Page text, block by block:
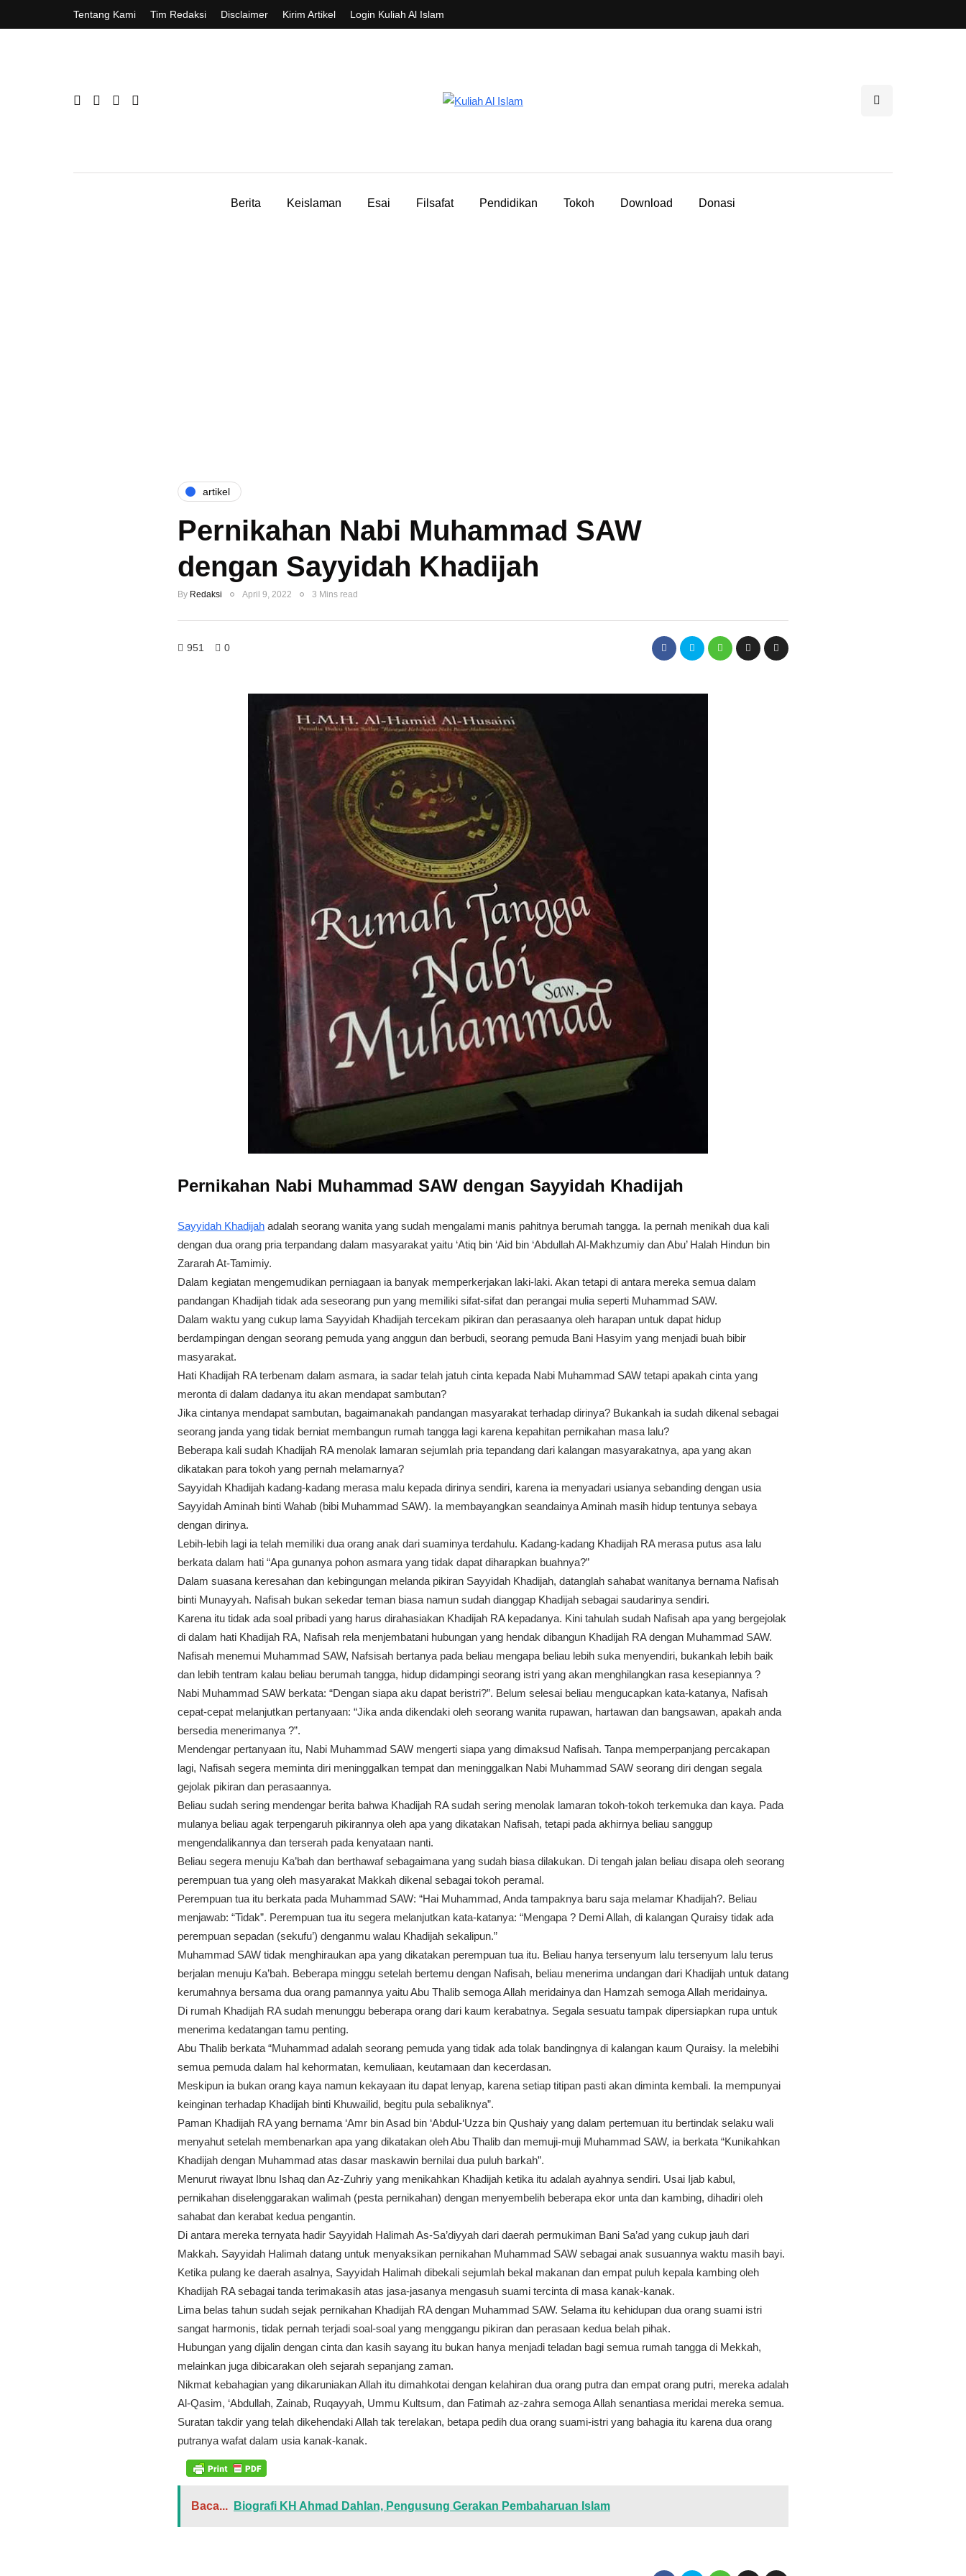
Tentang Kami Tim Redaksi Disclaimer Kirim Artikel Login Kuliah Al Islam
Berita Keislaman Esai Filsafat Pendidikan Tokoh Download Donasi
artikel
Pernikahan Nabi Muhammad SAW
dengan Sayyidah Khadijah
By Redaksi April 9, 2022 3 Mins read
951 0
Pernikahan Nabi Muhammad SAW dengan Sayyidah Khadijah
Sayyidah Khadijah adalah seorang wanita yang sudah mengalami manis pahitnya berumah tangga. Ia pernah menikah dua kali
dengan dua orang pria terpandang dalam masyarakat yaitu ‘Atiq bin ‘Aid bin ‘Abdullah Al-Makhzumiy dan Abu’ Halah Hindun bin
Zararah At-Tamimiy.
Dalam kegiatan mengemudikan perniagaan ia banyak memperkerjakan laki-laki. Akan tetapi di antara mereka semua dalam
pandangan Khadijah tidak ada seseorang pun yang memiliki sifat-sifat dan perangai mulia seperti Muhammad SAW.
Dalam waktu yang cukup lama Sayyidah Khadijah tercekam pikiran dan perasaanya oleh harapan untuk dapat hidup
berdampingan dengan seorang pemuda yang anggun dan berbudi, seorang pemuda Bani Hasyim yang menjadi buah bibir
masyarakat.
Hati Khadijah RA terbenam dalam asmara, ia sadar telah jatuh cinta kepada Nabi Muhammad SAW tetapi apakah cinta yang
meronta di dalam dadanya itu akan mendapat sambutan?
Jika cintanya mendapat sambutan, bagaimanakah pandangan masyarakat terhadap dirinya? Bukankah ia sudah dikenal sebagai
seorang janda yang tidak berniat membangun rumah tangga lagi karena kepahitan pernikahan masa lalu?
Beberapa kali sudah Khadijah RA menolak lamaran sejumlah pria tepandang dari kalangan masyarakatnya, apa yang akan
dikatakan para tokoh yang pernah melamarnya?
Sayyidah Khadijah kadang-kadang merasa malu kepada dirinya sendiri, karena ia menyadari usianya sebanding dengan usia
Sayyidah Aminah binti Wahab (bibi Muhammad SAW). Ia membayangkan seandainya Aminah masih hidup tentunya sebaya
dengan dirinya.
Lebih-lebih lagi ia telah memiliki dua orang anak dari suaminya terdahulu. Kadang-kadang Khadijah RA merasa putus asa lalu
berkata dalam hati “Apa gunanya pohon asmara yang tidak dapat diharapkan buahnya?”
Dalam suasana keresahan dan kebingungan melanda pikiran Sayyidah Khadijah, datanglah sahabat wanitanya bernama Nafisah
binti Munayyah. Nafisah bukan sekedar teman biasa namun sudah dianggap Khadijah sebagai saudarinya sendiri.
Karena itu tidak ada soal pribadi yang harus dirahasiakan Khadijah RA kepadanya. Kini tahulah sudah Nafisah apa yang bergejolak
di dalam hati Khadijah RA, Nafisah rela menjembatani hubungan yang hendak dibangun Khadijah RA dengan Muhammad SAW.
Nafisah menemui Muhammad SAW, Nafsisah bertanya pada beliau mengapa beliau lebih suka menyendiri, bukankah lebih baik
dan lebih tentram kalau beliau berumah tangga, hidup didampingi seorang istri yang akan menghilangkan rasa kesepiannya ?
Nabi Muhammad SAW berkata: “Dengan siapa aku dapat beristri?”. Belum selesai beliau mengucapkan kata-katanya, Nafisah
cepat-cepat melanjutkan pertanyaan: “Jika anda dikendaki oleh seorang wanita rupawan, hartawan dan bangsawan, apakah anda
bersedia menerimanya ?”.
Mendengar pertanyaan itu, Nabi Muhammad SAW mengerti siapa yang dimaksud Nafisah. Tanpa memperpanjang percakapan
lagi, Nafisah segera meminta diri meninggalkan tempat dan meninggalkan Nabi Muhammad SAW seorang diri dengan segala
gejolak pikiran dan perasaannya.
Beliau sudah sering mendengar berita bahwa Khadijah RA sudah sering menolak lamaran tokoh-tokoh terkemuka dan kaya. Pada
mulanya beliau agak terpengaruh pikirannya oleh apa yang dikatakan Nafisah, tetapi pada akhirnya beliau sanggup
mengendalikannya dan terserah pada kenyataan nanti.
Beliau segera menuju Ka’bah dan berthawaf sebagaimana yang sudah biasa dilakukan. Di tengah jalan beliau disapa oleh seorang
perempuan tua yang oleh masyarakat Makkah dikenal sebagai tokoh peramal.
Perempuan tua itu berkata pada Muhammad SAW: “Hai Muhammad, Anda tampaknya baru saja melamar Khadijah?. Beliau
menjawab: “Tidak”. Perempuan tua itu segera melanjutkan kata-katanya: “Mengapa ? Demi Allah, di kalangan Quraisy tidak ada
perempuan sepadan (sekufu’) denganmu walau Khadijah sekalipun.”
Muhammad SAW tidak menghiraukan apa yang dikatakan perempuan tua itu. Beliau hanya tersenyum lalu tersenyum lalu terus
berjalan menuju Ka’bah. Beberapa minggu setelah bertemu dengan Nafisah, beliau menerima undangan dari Khadijah untuk datang
kerumahnya bersama dua orang pamannya yaitu Abu Thalib semoga Allah meridainya dan Hamzah semoga Allah meridainya.
Di rumah Khadijah RA sudah menunggu beberapa orang dari kaum kerabatnya. Segala sesuatu tampak dipersiapkan rupa untuk
menerima kedatangan tamu penting.
Abu Thalib berkata “Muhammad adalah seorang pemuda yang tidak ada tolak bandingnya di kalangan kaum Quraisy. Ia melebihi
semua pemuda dalam hal kehormatan, kemuliaan, keutamaan dan kecerdasan.
Meskipun ia bukan orang kaya namun kekayaan itu dapat lenyap, karena setiap titipan pasti akan diminta kembali. Ia mempunyai
keinginan terhadap Khadijah binti Khuwailid, begitu pula sebaliknya”.
Paman Khadijah RA yang bernama ‘Amr bin Asad bin ‘Abdul-‘Uzza bin Qushaiy yang dalam pertemuan itu bertindak selaku wali
menyahut setelah membenarkan apa yang dikatakan oleh Abu Thalib dan memuji-muji Muhammad SAW, ia berkata “Kunikahkan
Khadijah dengan Muhammad atas dasar maskawin bernilai dua puluh barkah”.
Menurut riwayat Ibnu Ishaq dan Az-Zuhriy yang menikahkan Khadijah ketika itu adalah ayahnya sendiri. Usai Ijab kabul,
pernikahan diselenggarakan walimah (pesta pernikahan) dengan menyembelih beberapa ekor unta dan kambing, dihadiri oleh
sahabat dan kerabat kedua pengantin.
Di antara mereka ternyata hadir Sayyidah Halimah As-Sa’diyyah dari daerah permukiman Bani Sa’ad yang cukup jauh dari
Makkah. Sayyidah Halimah datang untuk menyaksikan pernikahan Muhammad SAW sebagai anak susuannya waktu masih bayi.
Ketika pulang ke daerah asalnya, Sayyidah Halimah dibekali sejumlah bekal makanan dan empat puluh kepala kambing oleh
Khadijah RA sebagai tanda terimakasih atas jasa-jasanya mengasuh suami tercinta di masa kanak-kanak.
Lima belas tahun sudah sejak pernikahan Khadijah RA dengan Muhammad SAW. Selama itu kehidupan dua orang suami istri
sangat harmonis, tidak pernah terjadi soal-soal yang menggangu pikiran dan perasaan kedua belah pihak.
Hubungan yang dijalin dengan cinta dan kasih sayang itu bukan hanya menjadi teladan bagi semua rumah tangga di Mekkah,
melainkan juga dibicarakan oleh sejarah sepanjang zaman.
Nikmat kebahagian yang dikaruniakan Allah itu dimahkotai dengan kelahiran dua orang putra dan empat orang putri, mereka adalah
Al-Qasim, ‘Abdullah, Zainab, Ruqayyah, Ummu Kultsum, dan Fatimah az-zahra semoga Allah senantiasa meridai mereka semua.
Suratan takdir yang telah dikehendaki Allah tak terelakan, betapa pedih dua orang suami-istri yang bahagia itu karena dua orang
putranya wafat dalam usia kanak-kanak.
Baca... Biografi KH Ahmad Dahlan, Pengusung Gerakan Pembaharuan Islam